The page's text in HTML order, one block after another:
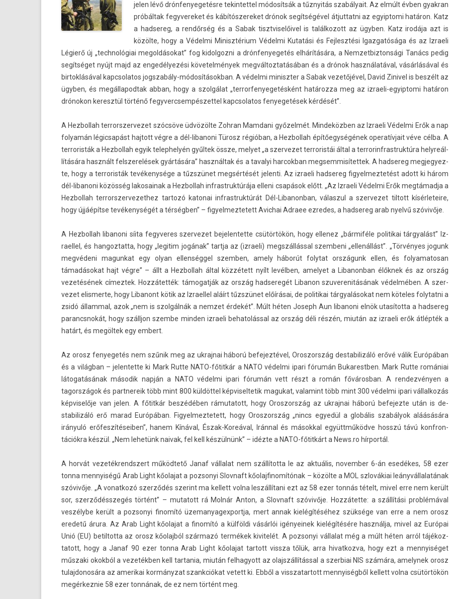
jelen lévő drón­fenyegetés­re tekin­tettel módosítsák a tűznyitás szabályait. Az elmúlt évben gyak­ran
próbáltak fegyvereket és kábítós­zereket drónok segítségével átjut­tatni az egyip­tomi határon. Katz
a had­sereg, a rendőrség és a Sabak tisztviselőivel is talál­kozott az ügyben. Katz irodája azt is
közölte, hogy a Védelmi Minisztérium Védelmi Kutatási és Fej­lesztési Igaz­gatósága és az Iz­raeli
Légierő új „tech­nológiai megol­dásokat” fog kidol­gozni a drón­fenyegetés elhárítására, a Nem­zetbiz­tonsági Tanács pedig
segítséget nyújt majd az engedélyezési követel­mények meg­változ­tatásában és a drónok használatával, vásárlásával és
bi­rtok­lásáv­al kapcsolatos jogszabály-módosításokban. A védelmi miniszt­er a Sabak vezetőjével, David Zinivel is beszélt az
ügyben, és megál­lapod­tak abban, hogy a szolgálat „ter­rorfenyegetés­ként határozza meg az izraeli-egyiptomi határon
drónokon keresztül történő fegyvercsem­pészet­tel kapcsolatos fenyegetések kérdését”.
A Hez­bollah ter­rorszer­vezet szócsöve üdvözölte Zoh­ran Mam­dani győzelmét. Min­deközb­en az Iz­raeli Védelmi Erők a nap
folyamán légic­sapást haj­tott végre a dél-libanoni Türosz régióban, a Hez­bollah építőegységének op­eratív­jait véve célba. A
ter­roris­ták a Hez­bollah egyik telep­helyén gyűltek össze, melyet „a szer­vezet ter­roris­tái által a ter­rorinfrastruk­túra helyreál­
lítására használt felszerelések gyártására” használtak és a tavalyi har­cokban meg­semmisítet­tek. A had­sereg meg­jegyez­
te, hogy a ter­roris­ták tevékenysége a tűzszünet megsértését jelen­ti. Az iz­raeli had­sereg figyel­meztetést adott ki három
dél-libanoni közösség lakosainak a Hez­bollah in­frastruk­túrája el­leni csapások előtt. „Az Iz­raeli Védelmi Erők megtámadja a
Hez­bollah ter­rorszer­vezet­hez tar­tozó katonai in­frastruk­túrát Dél-Libanonban, válas­zul a szer­vezet til­tott kísér­leteire,
hogy újjáépítse tevékenységét a térségben” – figyel­meztetett Avic­hai Ad­raee ez­redes, a had­sereg arab nyelvű szóvivője.
A Hez­bollah li­banoni síita fegyveres szer­vezet be­jelen­tette csütörtökön, hogy el­lenez „bármiféle politikai tárgyalást” Iz­
rael­lel, és han­goz­tatta, hogy „legitim jogának” tartja az (iz­raeli) megszállással szem­beni „ellenállást”. „Törvényes jogunk
megvédeni magun­kat egy olyan el­lenség­gel szemb­en, amely háborút folytat országunk ellen, és folyamatosan
támadásokat hajt végre” – állt a Hez­bollah által közzétett nyílt levélben, amelyet a Li­banon­ban élőknek és az ország
vezetésének címez­tek. Hozzátették: támogat­ják az ország had­seregét Li­banon szuverenitásának védelmében. A szer­
vezet elis­merte, hogy Li­banont kötik az Iz­rael­lel aláírt tűzszünet előírásai, de politikai tárgyalásokat nem köteles folytat­ni a
zsidó államm­al, azok „nem is szolgálnák a nem­zet érdekét”. Múlt héten Joseph Aun li­banoni elnök utasította a had­sereg
para­ncsnokát, hogy szálljon szem­be mind­en iz­raeli be­hatoláss­al az ország déli részén, miután az iz­raeli erők átlépték a
határt, és megöltek egy em­bert.
Az orosz fenyegetés nem szűnik meg az uk­rajnai háború be­fejez­tével, Oros­zország de­stabilizáló erővé válik Európában
és a világban – jelen­tette ki Mark Rutte NATO-főtitkár a NATO védelmi ipari fórumán Bukarestb­en. Mark Rutte romániai
látogatásának második napján a NATO védelmi ipari fórumán vett részt a román főváros­ban. A re­ndez­vény­en a
tagországok és partnereik több mint 800 küldöttel kép­visel­tetik magukat, valamint több mint 300 védelmi ipari vál­lalkozás
kép­viselője van jelen. A főtitkár beszédében rámutatott, hogy Oros­zország az uk­rajnai háború be­fejez­te után is de­
stabilizáló erő marad Európában. Figyel­meztetett, hogy Oros­zország „nincs egyedül a globális szabályok aláásására
irányuló erőfes­zítéseib­en”, hanem Kínával, Észak-Koreával, Iránnal és másokk­al együttműködve hosszú távú konfron­
tációk­ra készül. „Nem lehetünk naivak, fel kell készülnünk” – idézte a NATO-főtitkárt a News.ro hírportál.
A horvát vezeték­rendszert működtető Janaf vál­lalat nem szállította le az aktuális, novemb­er 6-án esedékes, 58 ezer
tonna men­nyiségű Arab Light kőolajat a poz­sonyi Slov­naft kőolaj­finomítónak – közölte a MOL szlovákiai leányvál­lalatának
szóvivője. „A vonat­kozó szerződés szerint ma kel­lett volna leszállítani ezt az 58 ezer tonnás tételt, mivel erre nem került
sor, szerződésszegés történt” – mutatott rá Molnár Anton, a Slov­naft szóvivője. Hozzátette: a szállítási problémával
veszélybe került a poz­sonyi finomító üzemanyagex­portja, mert annak kielégítéséhez szüksége van erre a nem orosz
eredetű árura. Az Arab Light kőolajat a finomító a külföldi vásárlói igényeinek kielégítésére használja, mivel az Európai
Unió (EU) bet­il­totta az orosz kőolajból származó termékek kivitelét. A poz­sonyi vál­lalat még a múlt héten arról tájékoz­
tatott, hogy a Janaf 90 ezer tonna Arab Light kőolajat tar­tott vissza tőlük, arra hivat­kozva, hogy ezt a men­nyiséget
műszaki okokból a vezetékben kell tar­tania, miután fel­hagyott az olajszál­lításs­al a szer­biai NIS számára, amelynek orosz
tulaj­donosára az amerikai kormányzat szankciókat vetett ki. Ebből a visszatar­tott men­nyiség­ből kel­lett volna csütörtökön
megér­keznie 58 ezer tonnának, de ez nem történt meg.